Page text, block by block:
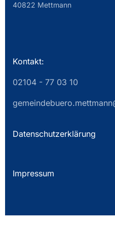
40822 Mettmann
Kontakt:
02104 - 77 03 10
Datenschutzerklärung
Impressum